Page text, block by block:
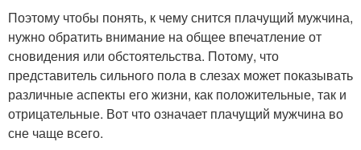
Поэтому чтобы понять, к чему снится плачущий мужчина,
нужно обратить внимание на общее впечатление от
сновидения или обстоятельства. Потому, что
представитель сильного пола в слезах может показывать
различные аспекты его жизни, как положительные, так и
отрицательные. Вот что означает плачущий мужчина во
сне чаще всего.